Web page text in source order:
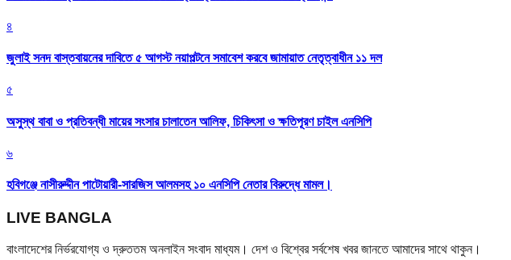
৪
জুলাই সনদ বাস্তবায়নের দাবিতে ৫ আগস্ট নয়াপল্টনে সমাবেশ করবে জামায়াত নেতৃত্বাধীন ১১ দল
৫
অসুস্থ বাবা ও প্রতিবন্ধী মায়ের সংসার চালাতেন আলিফ, চিকিৎসা ও ক্ষতিপূরণ চাইল এনসিপি
৬
হবিগঞ্জে নাসীরুদ্দীন পাটোয়ারী-সারজিস আলমসহ ১০ এনসিপি নেতার বিরুদ্ধে মামল।
LIVE BANGLA
বাংলাদেশের নির্ভরযোগ্য ও দ্রুততম অনলাইন সংবাদ মাধ্যম। দেশ ও বিশ্বের সর্বশেষ খবর জানতে আমাদের সাথে থাকুন।